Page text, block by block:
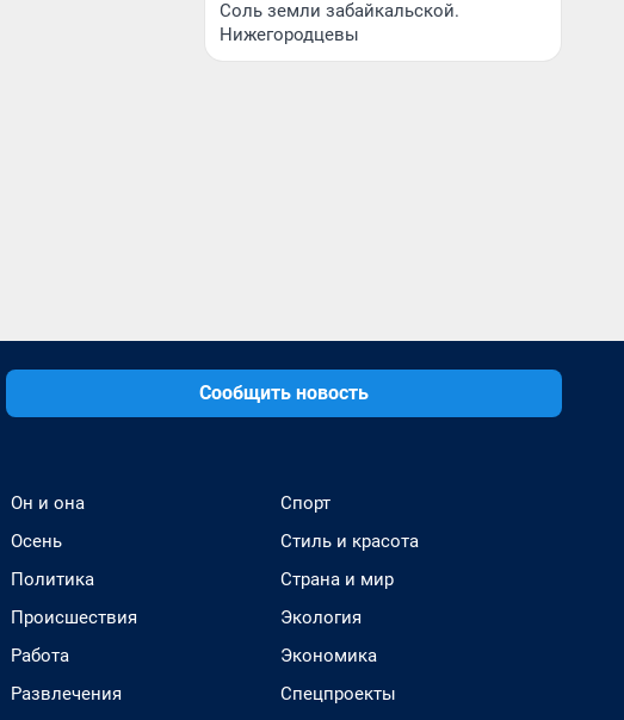
Соль земли забайкальской.
Нижегородцевы
Сообщить новость
Он и она
Осень
Политика
Происшествия
Работа
Развлечения
Спорт
Стиль и красота
Страна и мир
Экология
Экономика
Спецпроекты